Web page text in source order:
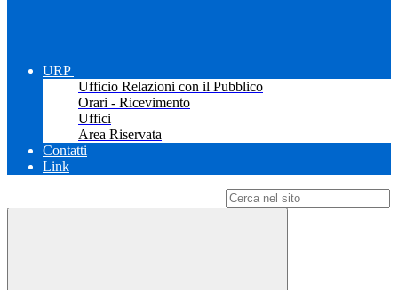
URP
Ufficio Relazioni con il Pubblico
Orari - Ricevimento
Uffici
Area Riservata
Contatti
Link